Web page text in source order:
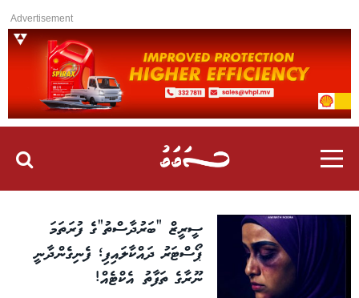
Advertisement
ސީރީޒް “ބަރުދާސްތު”ގެ ފުރަތަމަ
ޕޯސްޓަރު ދައްކާލައިފި؛ ފެނިގެންދާނީ
ނޫރާގެ ތަފާތު އެކްޓެއް!